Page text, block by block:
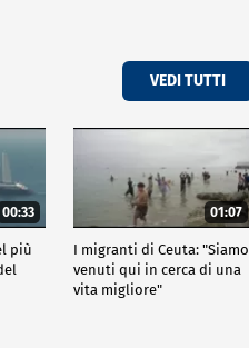
VEDI TUTTI
00:33
più
01:07
I migranti di Ceuta: "Siamo
venuti qui in cerca di una
vita migliore"